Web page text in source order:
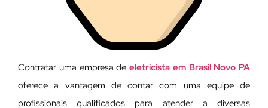
Contratar uma empresa de eletricista em Brasil Novo PA
oferece a vantagem de contar com uma equipe de
profissionais qualificados para atender a diversas